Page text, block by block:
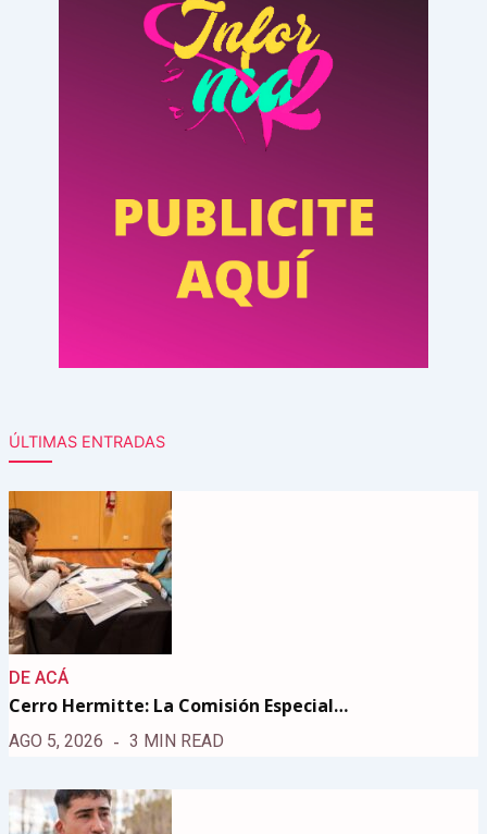
ÚLTIMAS ENTRADAS
DE ACÁ
Cerro Hermitte: La Comisión Especial…
AGO 5, 2026 3 MIN READ